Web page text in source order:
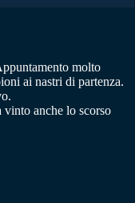
molto
ai nastri di partenza.
vinto anche lo scorso